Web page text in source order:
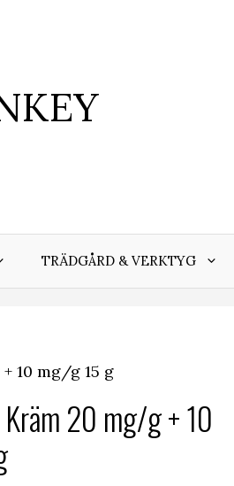
TRÄDGÅRD & VERKTYG
10 mg/g 15 g
20 mg/g + 10